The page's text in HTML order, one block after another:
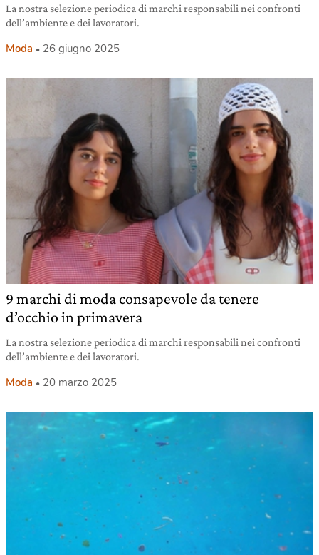
La nostra selezione periodica di marchi responsabili nei confronti
dell’ambiente e dei lavoratori.
Moda 26 giugno 2025
9 marchi di moda consapevole da tenere
d’occhio in primavera
La nostra selezione periodica di marchi responsabili nei confronti
dell’ambiente e dei lavoratori.
Moda 20 marzo 2025